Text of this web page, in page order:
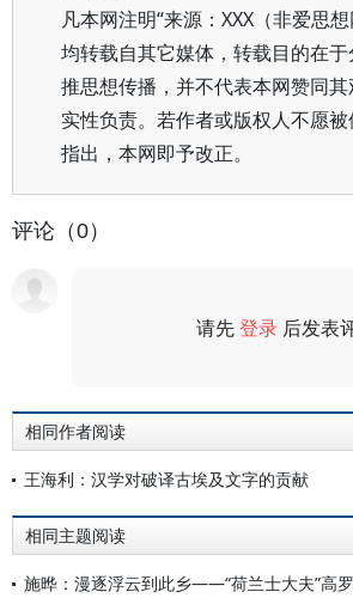
凡本网注明“来源：XXX（非爱思想
均转载自其它媒体，转载目的在
推思想传播，并不代表本网赞同
实性负责。若作者或版权人不愿
指出，本网即予改正。
评论（0）
请先登录 后发表
相同作者阅读
王海利：汉学对破译古埃及文字的贡献
相同主题阅读
施晔：漫逐浮云到此乡——“荷兰士大夫”高